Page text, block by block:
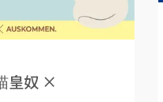
皇奴 ×